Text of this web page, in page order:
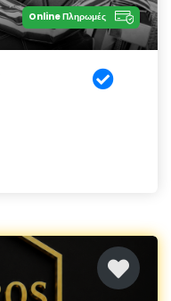
Online Πληρωμές